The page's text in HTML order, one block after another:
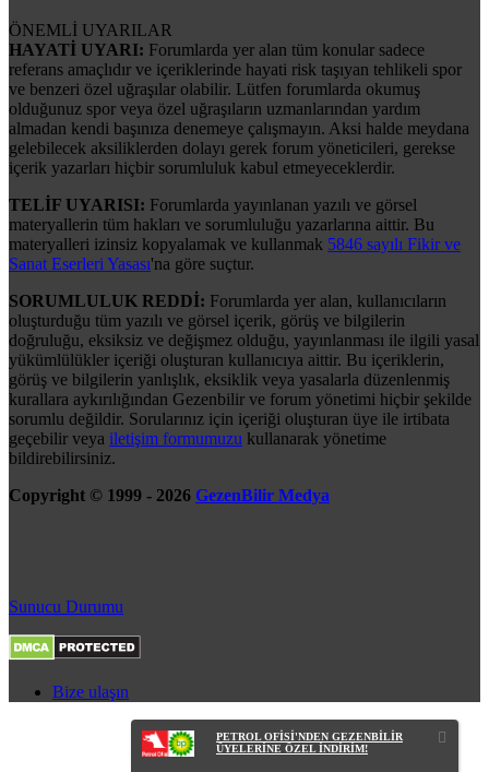
ÖNEMLİ UYARILAR
HAYATİ UYARI: Forumlarda yer alan tüm konular sadece
referans amaçlıdır ve içeriklerinde hayati risk taşıyan tehlikeli spor
ve benzeri özel uğraşılar olabilir. Lütfen forumlarda okumuş
olduğunuz spor veya özel uğraşıların uzmanlarından yardım
almadan kendi başınıza denemeye çalışmayın. Aksi halde meydana
gelebilecek aksiliklerden dolayı gerek forum yöneticileri, gerekse
içerik yazarları hiçbir sorumluluk kabul etmeyeceklerdir.
TELİF UYARISI: Forumlarda yayınlanan yazılı ve görsel
materyallerin tüm hakları ve sorumluluğu yazarlarına aittir. Bu
materyalleri izinsiz kopyalamak ve kullanmak 5846 sayılı Fikir ve
Sanat Eserleri Yasası'na göre suçtur.
SORUMLULUK REDDİ: Forumlarda yer alan, kullanıcıların
oluşturduğu tüm yazılı ve görsel içerik, görüş ve bilgilerin
doğruluğu, eksiksiz ve değişmez olduğu, yayınlanması ile ilgili yasal
yükümlülükler içeriği oluşturan kullanıcıya aittir. Bu içeriklerin,
görüş ve bilgilerin yanlışlık, eksiklik veya yasalarla düzenlenmiş
kurallara aykırılığından Gezenbilir ve forum yönetimi hiçbir şekilde
sorumlu değildir. Sorularınız için içeriği oluşturan üye ile irtibata
geçebilir veya iletişim formumuzu kullanarak yönetime
bildirebilirsiniz.
Copyright © 1999 - 2026 GezenBilir Medya
Sunucu Durumu
Bize ulaşın
PETROL OFİSİ'NDEN GEZENBİLİR
ÜYELERİNE ÖZEL İNDİRİM!